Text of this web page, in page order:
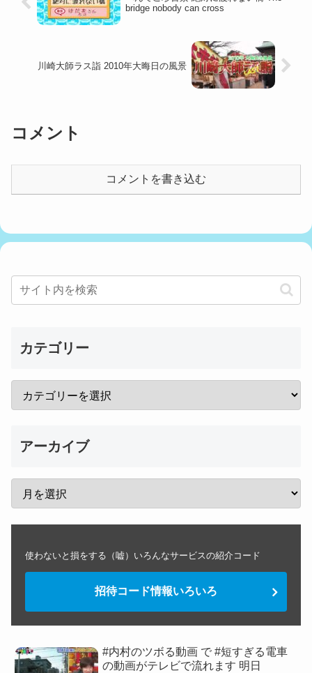
bridge nobody can cross
川崎大師ラス詣 2010年大晦日の風景
コメント
コメントを書き込む
カテゴリー
アーカイブ
使わないと損をする（嘘）いろんなサービスの紹介コード
招待コード情報いろいろ
#内村のツボる動画 で #短すぎる電車
の動画がテレビで流れます 明日